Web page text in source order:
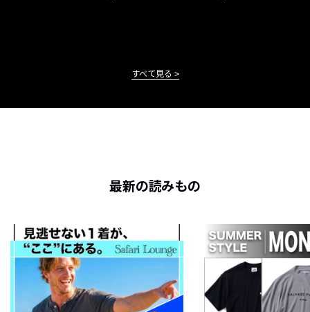
すべて見る
最新の読みもの